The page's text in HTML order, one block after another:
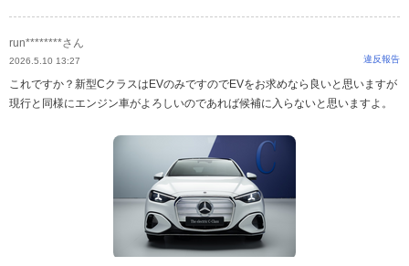
run********さん
2026.5.10 13:27 違反報告
これですか？新型CクラスはEVのみですのでEVをお求めなら良いと思いますが
現行と同様にエンジン車がよろしいのであれば候補に入らないと思いますよ。